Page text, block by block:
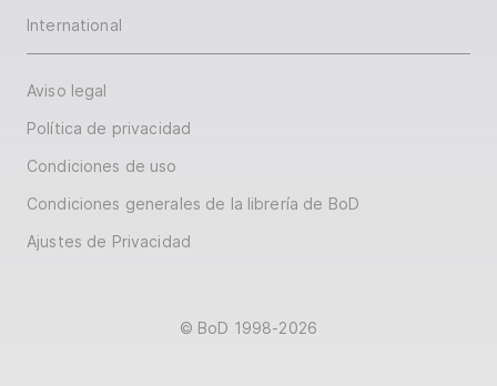
International
Aviso legal
Política de privacidad
Condiciones de uso
Condiciones generales de la librería de BoD
Ajustes de Privacidad
© BoD 1998-2026